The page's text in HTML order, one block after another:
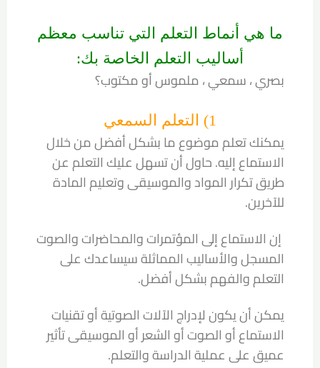
ما هي أنماط التعلم التي تناسب معظم
أساليب التعلم الخاصة بك:
بصري ، سمعي ، ملموس أو مكتوب؟
1) التعلم السمعي
يمكنك تعلم موضوع ما بشكل أفضل من خلال
الاستماع إليه. حاول أن تسهل عليك التعلم عن
طريق تكرار المواد والموسيقى وتعليم المادة
للآخرين.
إن الاستماع إلى المؤتمرات والمحاضرات والصوت
المسجل والأساليب المماثلة سيساعدك على
التعلم والفهم بشكل أفضل.
يمكن أن يكون لإدراج الآلات الصوتية أو تقنيات
الاستماع أو الصوت أو الشعر أو الموسيقى تأثير
عميق على عملية الدراسة والتعلم.